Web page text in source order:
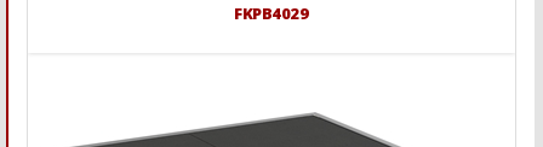
FKPB4029